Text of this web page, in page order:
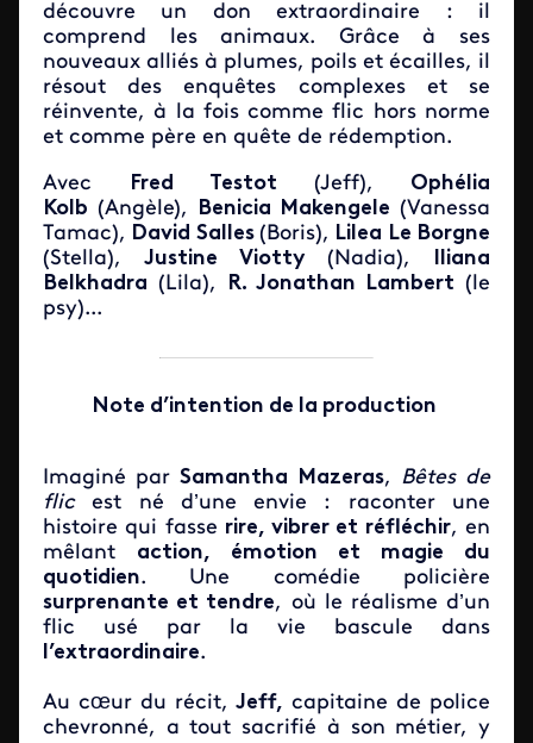
découvre un don extraordinaire : il
comprend les animaux. Grâce à ses
nouveaux alliés à plumes, poils et écailles, il
résout des enquêtes complexes et se
réinvente, à la fois comme flic hors norme
et comme père en quête de rédemption.
Avec Fred Testot (Jeff),
Ophélia
Kolb (Angèle), Benicia Makengele (Vanessa
Tamac), David Salles (Boris), Lilea Le Borgne
(Stella), Justine Viotty(Nadia),
Iliana
Belkhadra (Lila), R. Jonathan Lambert (le
psy)...
Note d’intention de la production
Imaginé parSamantha Mazeras, Bêtes de
flicest né d’une envie : raconter une
histoire qui fasse rire, vibrer et réfléchir, en
mêlant action, émotion et magie du
quotidien. Une comédie policière
surprenante et tendre, où le réalisme d’un
flic usé par la vie bascule dans
l’extraordinaire.
Au cœur du récit, Jeff, capitaine de police
chevronné, a tout sacrifié à son métier, y